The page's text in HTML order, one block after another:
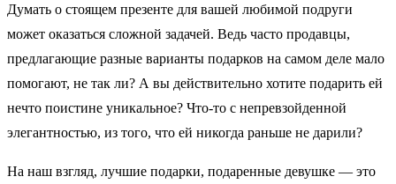
Думать о стоящем презенте для вашей любимой подруги
может оказаться сложной задачей. Ведь часто продавцы,
предлагающие разные варианты подарков на самом деле мало
помогают, не так ли? А вы действительно хотите подарить ей
нечто поистине уникальное? Что-то с непревзойденной
элегантностью, из того, что ей никогда раньше не дарили?
На наш взгляд, лучшие подарки, подаренные девушке — это